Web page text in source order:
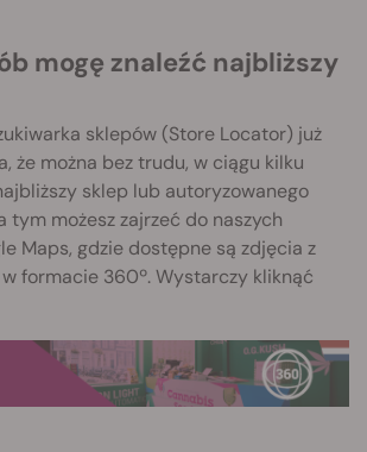
sklepów (Store Locator) już
że można bez trudu, w ciągu kilku
sklep lub autoryzowanego
tym możesz zajrzeć do naszych
Maps, gdzie dostępne są zdjęcia z
formacie 360º. Wystarczy kliknąć